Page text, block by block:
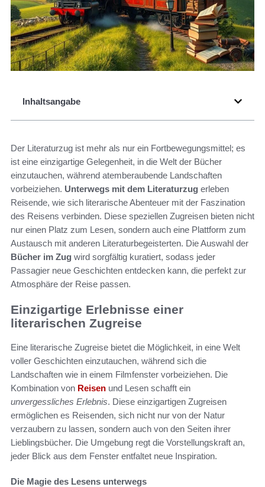
Inhaltsangabe
Der Literaturzug ist mehr als nur ein Fortbewegungsmittel; es
ist eine einzigartige Gelegenheit, in die Welt der Bücher
einzutauchen, während atemberaubende Landschaften
vorbeiziehen. Unterwegs mit dem Literaturzug erleben
Reisende, wie sich literarische Abenteuer mit der Faszination
des Reisens verbinden. Diese speziellen Zugreisen bieten nicht
nur einen Platz zum Lesen, sondern auch eine Plattform zum
Austausch mit anderen Literaturbegeisterten. Die Auswahl der
Bücher im Zug wird sorgfältig kuratiert, sodass jeder
Passagier neue Geschichten entdecken kann, die perfekt zur
Atmosphäre der Reise passen.
Einzigartige Erlebnisse einer
literarischen Zugreise
Eine literarische Zugreise bietet die Möglichkeit, in eine Welt
voller Geschichten einzutauchen, während sich die
Landschaften wie in einem Filmfenster vorbeiziehen. Die
Kombination von Reisen und Lesen schafft ein
unvergessliches Erlebnis. Diese einzigartigen Zugreisen
ermöglichen es Reisenden, sich nicht nur von der Natur
verzaubern zu lassen, sondern auch von den Seiten ihrer
Lieblingsbücher. Die Umgebung regt die Vorstellungskraft an,
jeder Blick aus dem Fenster entfaltet neue Inspiration.
Die Magie des Lesens unterwegs